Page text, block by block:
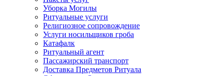
Уборка Могилы
Ритуальные услуги
Религиозное сопровождение
Услуги носильщиков гроба
Катафалк
Ритуальный агент
Пассажирский транспорт
Доставка Предметов Ритуала